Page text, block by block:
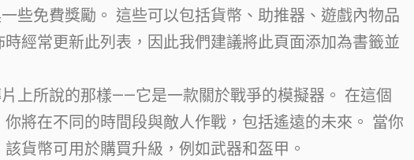
些免費獎勵。 這些可以包括貨幣、助推器、遊戲內物品
經常更新此列表，因此我們建議將此頁面添加為書籤並
片上所說的那樣——它是一款關於戰爭的模擬器。 在這個
將在不同的時間段與敵人作戰，包括遙遠的未來。 當你
該貨幣可用於購買升級，例如武器和盔甲。